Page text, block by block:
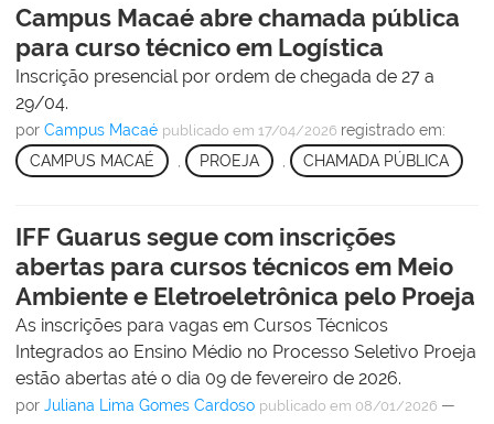
Campus Macaé abre chamada pública
para curso técnico em Logística
Inscrição presencial por ordem de chegada de 27 a
29/04.
por Campus Macaé publicado em 17/04/2026 registrado em:
CAMPUS MACAÉ
PROEJA CHAMADA PÚBLICA
IFF Guarus segue com inscrições
abertas para cursos técnicos em Meio
Ambiente e Eletroeletrônica pelo Proeja
As inscrições para vagas em Cursos Técnicos
Integrados ao Ensino Médio no Processo Seletivo Proeja
estão abertas até o dia 09 de fevereiro de 2026.
por Juliana Lima Gomes Cardoso publicado em 08/01/2026 —